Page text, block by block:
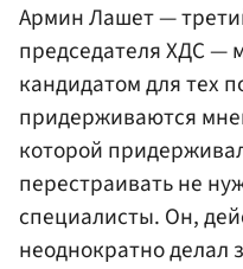
Армин Лашет —
председателя ХДС —
кандидатом для тех
придерживаются
которой
перестраивать не
специалисты. Он,
неоднократно делал